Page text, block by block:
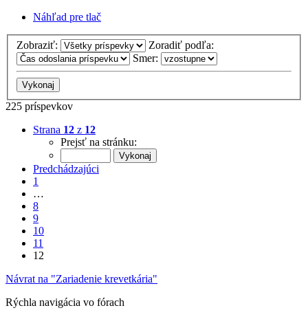
Náhľad pre tlač
Zobraziť:
Zoradiť podľa:
Smer:
225 príspevkov
Strana 12 z 12
Prejsť na stránku:
Predchádzajúci
1
…
8
9
10
11
12
Návrat na "Zariadenie krevetkária"
Rýchla navigácia vo fórach